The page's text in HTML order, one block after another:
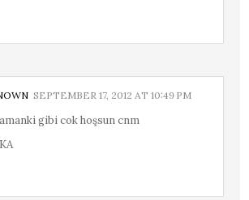
SEPTEMBER 17, 2012 AT 10:49 PM
gibi cok hoşsun cnm